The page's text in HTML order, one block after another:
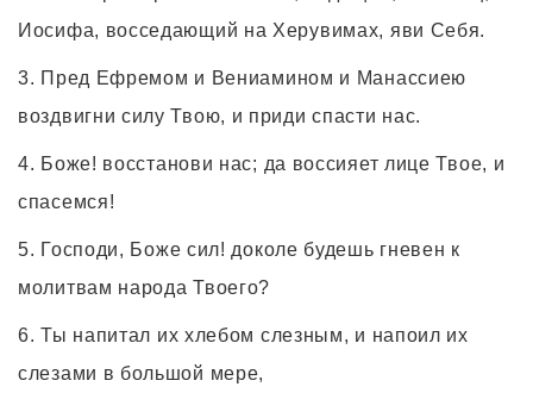
Иосифа, восседающий на Херувимах, яви Себя.
Пред Ефремом и Вениамином и Манассиею
воздвигни силу Твою, и приди спасти нас.
Боже! восстанови нас; да воссияет лице Твое, и
спасемся!
Господи, Боже сил! доколе будешь гневен к
молитвам народа Твоего?
Ты напитал их хлебом слезным, и напоил их
слезами в большой мере,